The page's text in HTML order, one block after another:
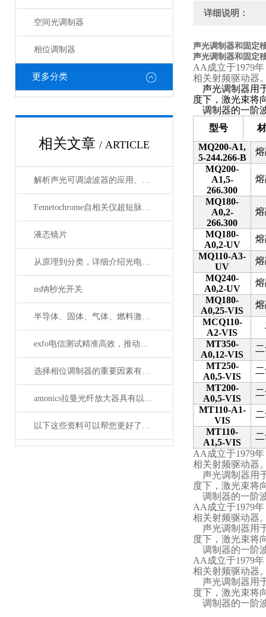
空间光调制器
相位调制器
更多分类
相关文章 / ARTICLE
解析声光可调滤波器的应用、原理以及使用特点
Femetochrome自相关仪超短脉冲测量的“时间显微镜”
液态镜片
从原理到分类，详细介绍光电探测器
ns纳秒光开关
半导体、固体、气体、燃料激光器有哪些典型应用？
exfo电信测试精准高效，推动通信网络质量新标准
选择相位调制器的重要因素有哪些？你清楚吗？
amonics拉曼光纤放大器具有以下四大优点
以下这些资料可以帮您更好了解偏振分析仪
详细说明：
声光调制器和固定
声光调制器和固定
AA 成立于1979
相关射频驱动器
声光调制器用
度下，激光束将
调制器的一阶
型号
MQ200-A1,
5-244.266-B
MQ200-
A1,5-
266.300
MQ180-
A0,2-
266.300
MQ180-
A0,2-UV
MQ110-A3-
UV
MQ240-
A0,2-UV
MQ180-
A0,25-VIS
MCQ110-
A2-VIS
MT350-
A0,12-VIS
MT250-
A0,5-VIS
MT200-
A0,5-VIS
MT110-A1-
VIS
MT110-
A1,5-VIS
AA 成立于1979
相关射频驱动器
声光调制器用
度下，激光束将
调制器的一阶
AA 成立于1979
相关射频驱动器
声光调制器用
度下，激光束将
调制器的一阶
AA 成立于1979
相关射频驱动器
声光调制器用
度下，激光束将
调制器的一阶